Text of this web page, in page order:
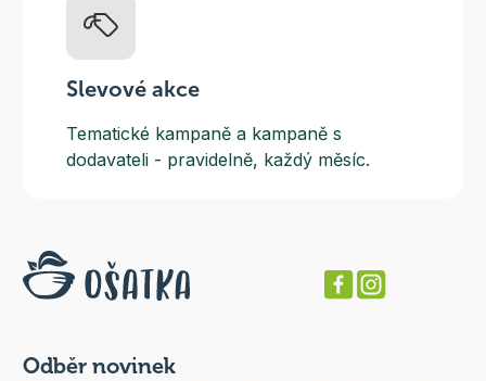
Slevové akce
Tematické kampaně a kampaně s
dodavateli - pravidelně, každý měsíc.
Odběr novinek